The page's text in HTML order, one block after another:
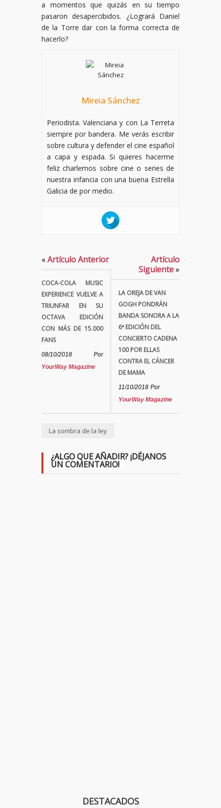
a momentos que quizás en su tiempo
pasaron desapercibidos. ¿Logrará Daniel
de la Torre dar con la forma correcta de
hacerlo?
Mireia Sánchez
Periodista. Valenciana y con La Terreta
siempre por bandera. Me verás escribir
sobre cultura y defender el cine español
a capa y espada. Si quieres hacerme
feliz charlemos sobre cine o series de
nuestra infancia con una buena Estrella
Galicia de por medio.
«Artículo Anterior
COCA-COLA MUSIC
EXPERIENCE VUELVE A
TRIUNFAR EN SU
OCTAVA EDICIÓN
CON MÁS DE 15.000
FANS
08/10/2018
Por
YourWay Magazine
Artículo
Siguiente»
LA OREJA DE VAN
GOGH PONDRÁN
BANDA SONORA A LA
6ª EDICIÓN DEL
CONCIERTO CADENA
100 POR ELLAS
CONTRA EL CÁNCER
DE MAMA
11/10/2018 Por
YourWay Magazine
La sombra de la ley
¿ALGO QUE AÑADIR? ¡DÉJANOS
UN COMENTARIO!
DESTACADOS